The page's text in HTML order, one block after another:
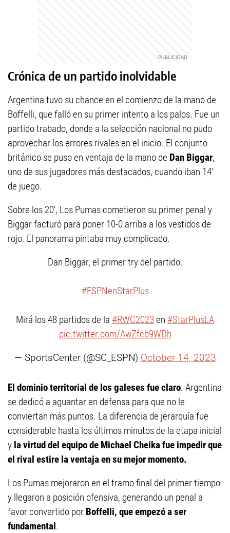
Crónica de un partido inolvidable
Argentina tuvo su chance en el comienzo de la mano de
Boffelli, que falló en su primer intento a los palos. Fue un
partido trabado, donde a la selección nacional no pudo
aprovechar los errores rivales en el inicio. El conjunto
británico se puso en ventaja de la mano de Dan Biggar,
uno de sus jugadores más destacados, cuando iban 14'
de juego.
Sobre los 20', Los Pumas cometieron su primer penal y
Biggar facturó para poner 10-0 arriba a los vestidos de
rojo. El panorama pintaba muy complicado.
Dan Biggar, el primer try del partido.
#ESPNenStarPlus
Mirá los 48 partidos de la #RWC2023 en #StarPlusLA
pic.twitter.com/AwZfcb9WDh
— SportsCenter (@SC_ESPN) October 14, 2023
El dominio territorial de los galeses fue claro. Argentina
se dedicó a aguantar en defensa para que no le
conviertan más puntos. La diferencia de jerarquía fue
considerable hasta los últimos minutos de la etapa inicial
y la virtud del equipo de Michael Cheika fue impedir que
el rival estire la ventaja en su mejor momento.
Los Pumas mejoraron en el tramo final del primer tiempo
y llegaron a posición ofensiva, generando un penal a
favor convertido por Boffelli, que empezó a ser
fundamental.